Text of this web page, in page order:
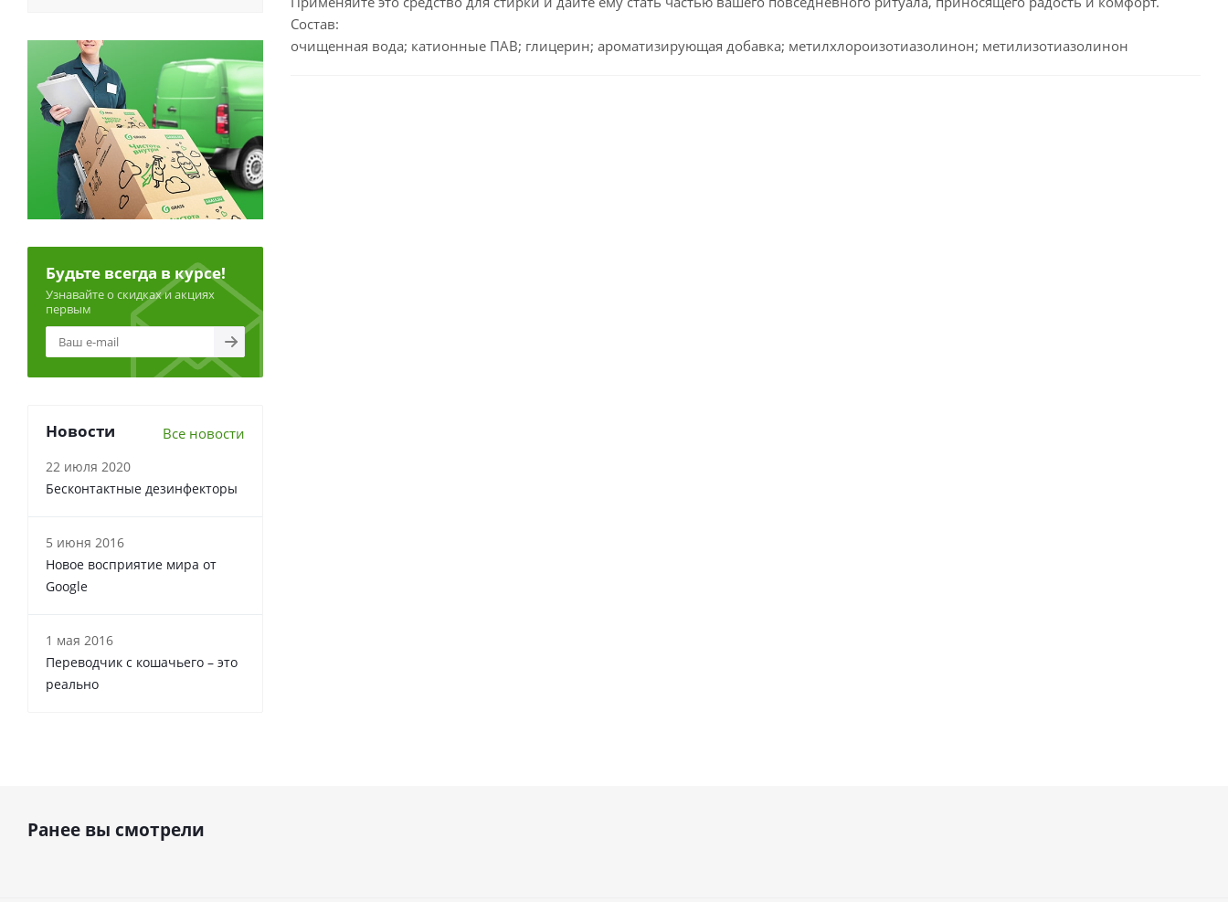
Состав:
очищенная вода; катионные ПАВ; глицерин; ароматизирующая добавка; метилхлороизотиазолинон; метилизотиазолинон
Будьте всегда в курсе!
Узнавайте о скидках и акциях
первым
Новости Все новости
22 июля 2020
Бесконтактные дезинфекторы
5 июня 2016
Новое восприятие мира от
Google
1 мая 2016
Переводчик с кошачьего – это
реально
Ранее вы смотрели